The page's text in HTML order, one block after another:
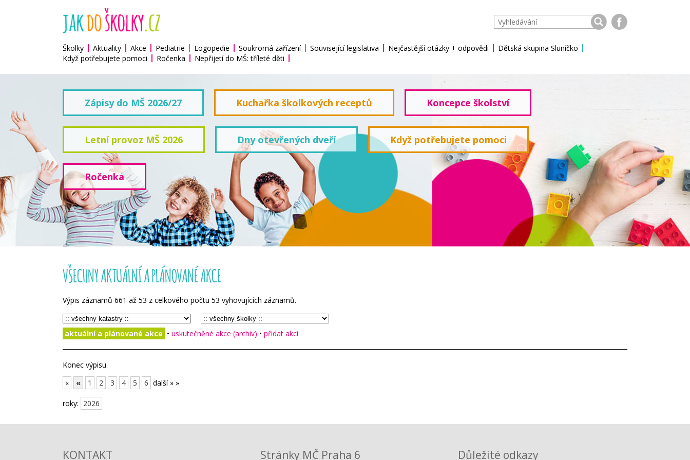
Školky Aktuality Akce Pediatrie Logopedie Soukromá zařízení Související legislativa Nejčastější otázky + odpovědi
Dětská skupina Sluníčko
Když potřebujete pomoci
Ročenka Nepřijetí do MŠ: tříleté děti
Zápisy do MŠ 2026/27 Kuchařka školkových receptů Koncepce školství
Letní provoz MŠ 2026 Dny otevřených dveří Když potřebujete pomoci
Ročenka
VŠECHNY AKTUÁLNÍ A PLÁNOVANÉ AKCE
Výpis záznamů 661 až 53 z celkového počtu 53 vyhovujících záznamů.
aktuální a plánované akce • uskutečněné akce (archiv) • přidat akci
Konec výpisu.
«
« 1 2 3 4 5 6 další » »
roky: 2026
KONTAKT Stránky MČ Praha 6 Důležité odkazy